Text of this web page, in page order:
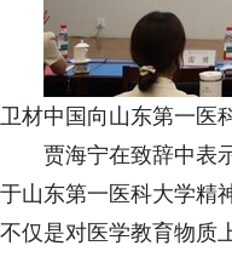
卫材中国向山东第一医
贾海宁在致辞中表
于山东第一医科大学精
不仅是对医学教育物质